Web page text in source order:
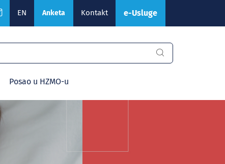
EN Anketa Kontakt e-Usluge
Posao u HZMO-u